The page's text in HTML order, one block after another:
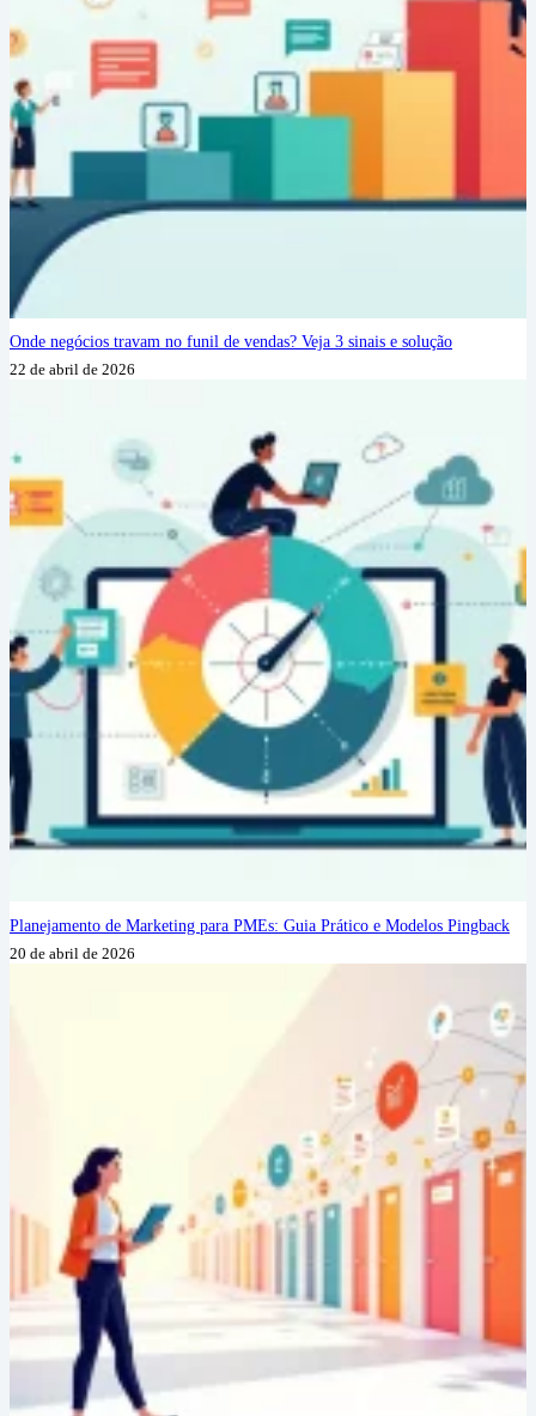
Onde negócios travam no funil de vendas? Veja 3 sinais e solução
22 de abril de 2026
Planejamento de Marketing para PMEs: Guia Prático e Modelos Pingback
20 de abril de 2026